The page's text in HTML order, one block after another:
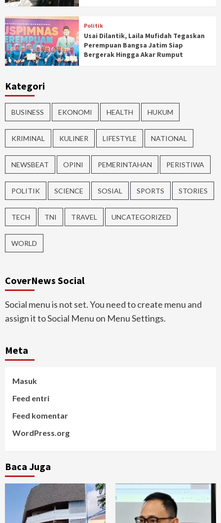
Politik
Usai Dilantik, Laila Mufidah Tegaskan
Perempuan Bangsa Jatim Siap
Bergerak Hingga Akar Rumput
Kategori
BUSINESS EKONOMI HEALTH HUKUM
KRIMINAL KULINER LIFESTYLE NATIONAL
NEWSBEAT OPINI PEMERINTAHAN PERISTIWA
POLITIK SCIENCE SOSIAL SPORTS STORIES
TECH TNI TRAVEL UNCATEGORIZED
WORLD
CoverNews Social
Social menu is not set. You need to create menu and
assign it to Social Menu on Menu Settings.
Meta
Masuk
Feed entri
Feed komentar
WordPress.org
Baca Juga